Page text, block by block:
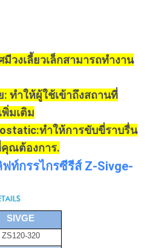
มีวงเลี้ยวเล็กสามารถทำงาน
ทำให้ผู้ใช้เข้าถึงสถานที่
มเติม
:ทำให้การขับขี่ราบรื่น
ณต้องการ.
ฟท์กรรไกรซีรีส์ Z-Sivge-
SIVGE
ZS120-320